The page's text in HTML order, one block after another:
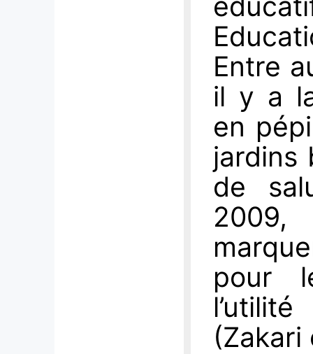
Entre
il y a
en
jardins
de
2009,
pour